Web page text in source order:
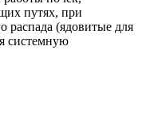
путях, при
распада (ядовитые для
системную